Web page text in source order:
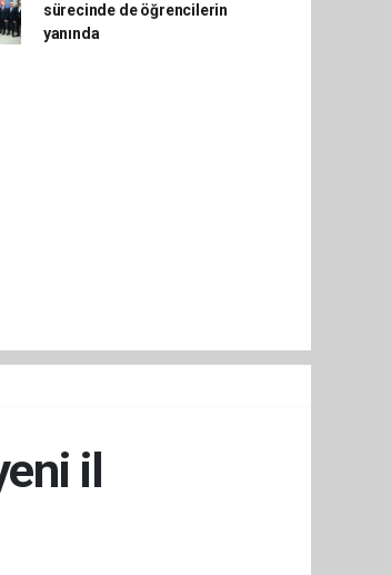
sürecinde de öğrencilerin
yanında
il